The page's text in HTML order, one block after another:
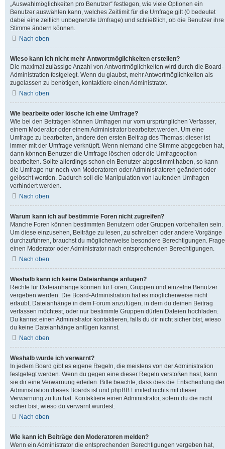
„Auswahlmöglichkeiten pro Benutzer“ festlegen, wie viele Optionen ein
Benutzer auswählen kann, welches Zeitlimit für die Umfrage gilt (0 bedeutet
dabei eine zeitlich unbegrenzte Umfrage) und schließlich, ob die Benutzer ihre
Stimme ändern können.
Nach oben
Wieso kann ich nicht mehr Antwortmöglichkeiten erstellen?
Die maximal zulässige Anzahl von Antwortmöglichkeiten wird durch die Board-
Administration festgelegt. Wenn du glaubst, mehr Antwortmöglichkeiten als
zugelassen zu benötigen, kontaktiere einen Administrator.
Nach oben
Wie bearbeite oder lösche ich eine Umfrage?
Wie bei den Beiträgen können Umfragen nur vom ursprünglichen Verfasser,
einem Moderator oder einem Administrator bearbeitet werden. Um eine
Umfrage zu bearbeiten, ändere den ersten Beitrag des Themas; dieser ist
immer mit der Umfrage verknüpft. Wenn niemand eine Stimme abgegeben hat,
dann können Benutzer die Umfrage löschen oder die Umfrageoption
bearbeiten. Sollte allerdings schon ein Benutzer abgestimmt haben, so kann
die Umfrage nur noch von Moderatoren oder Administratoren geändert oder
gelöscht werden. Dadurch soll die Manipulation von laufenden Umfragen
verhindert werden.
Nach oben
Warum kann ich auf bestimmte Foren nicht zugreifen?
Manche Foren können bestimmten Benutzern oder Gruppen vorbehalten sein.
Um diese einzusehen, Beiträge zu lesen, zu schreiben oder andere Vorgänge
durchzuführen, brauchst du möglicherweise besondere Berechtigungen. Frage
einen Moderator oder Administrator nach entsprechenden Berechtigungen.
Nach oben
Weshalb kann ich keine Dateianhänge anfügen?
Rechte für Dateianhänge können für Foren, Gruppen und einzelne Benutzer
vergeben werden. Die Board-Administration hat es möglicherweise nicht
erlaubt, Dateianhänge in dem Forum anzufügen, in dem du deinen Beitrag
verfassen möchtest, oder nur bestimmte Gruppen dürfen Dateien hochladen.
Du kannst einen Administrator kontaktieren, falls du dir nicht sicher bist, wieso
du keine Dateianhänge anfügen kannst.
Nach oben
Weshalb wurde ich verwarnt?
In jedem Board gibt es eigene Regeln, die meistens von der Administration
festgelegt werden. Wenn du gegen eine dieser Regeln verstoßen hast, kann
sie dir eine Verwarnung erteilen. Bitte beachte, dass dies die Entscheidung der
Administration dieses Boards ist und phpBB Limited nichts mit dieser
Verwarnung zu tun hat. Kontaktiere einen Administrator, sofern du die nicht
sicher bist, wieso du verwarnt wurdest.
Nach oben
Wie kann ich Beiträge den Moderatoren melden?
Wenn ein Administrator die entsprechenden Berechtigungen vergeben hat,